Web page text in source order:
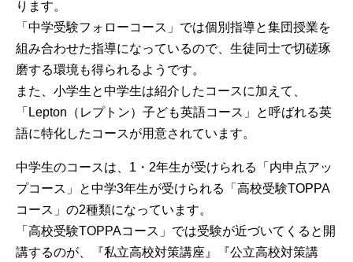
ります。
「中学受験フォローコース」では個別指導と集団授業を
組み合わせた指導になっているので、生徒同士で切磋琢
磨する環境も得られるようです。
また、小学生と中学生は紹介したコースに加えて、
「Lepton（レプトン）子ども英語コース」と呼ばれる英
語に特化したコースが用意されています。
中学生のコースは、1・2年生が受けられる「内申点アッ
プコース」と中学3年生が受けられる「高校受験TOPPA
コース」の2種類になっています。
「高校受験TOPPAコース」では受験が近づいてくると開
講するのが、『私立高校対策講座』『公立高校対策講